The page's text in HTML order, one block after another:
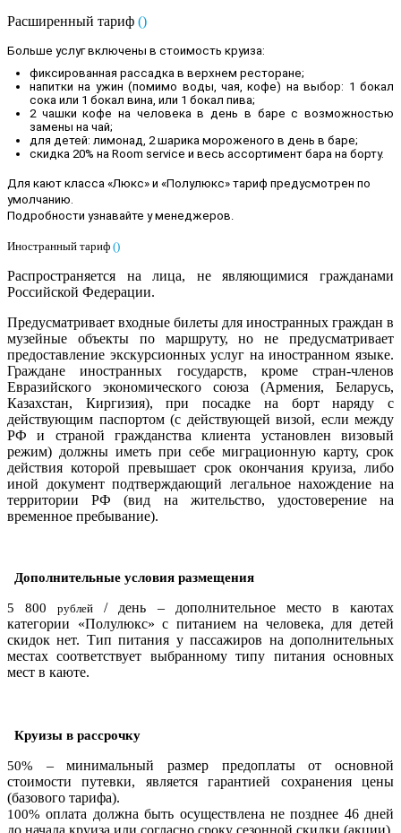
Расширенный тариф ()
Больше услуг включены в стоимость круиза:
фиксированная рассадка в верхнем ресторане;
напитки на ужин (помимо воды, чая, кофе) на выбор: 1 бокал
сока или 1 бокал вина, или 1 бокал пива;
2 чашки кофе на человека в день в баре с возможностью
замены на чай;
для детей: лимонад, 2 шарика мороженого в день в баре;
скидка 20% на Room service и весь ассортимент бара на борту.
Для кают класса «Люкс» и «Полулюкс» тариф предусмотрен по
умолчанию.
Подробности узнавайте у менеджеров.
Иностранный тариф ()
Распространяется на лица, не являющимися гражданами
Российской Федерации.
Предусматривает входные билеты для иностранных граждан в
музейные объекты по маршруту, но не предусматривает
предоставление экскурсионных услуг на иностранном языке.
Граждане иностранных государств, кроме стран-членов
Евразийского экономического союза (Армения, Беларусь,
Казахстан, Киргизия), при посадке на борт наряду с
действующим паспортом (с действующей визой, если между
РФ и страной гражданства клиента установлен визовый
режим) должны иметь при себе миграционную карту, срок
действия которой превышает срок окончания круиза, либо
иной документ подтверждающий легальное нахождение на
территории РФ (вид на жительство, удостоверение на
временное пребывание).
Дополнительные условия размещения
5 800рублей / день – дополнительное место в каютах
категории «Полулюкс» с питанием на человека, для детей
скидок нет. Тип питания у пассажиров на дополнительных
местах соответствует выбранному типу питания основных
мест в каюте.
Круизы в рассрочку
50% – минимальный размер предоплаты от основной
стоимости путевки, является гарантией сохранения цены
(базового тарифа).
100% оплата должна быть осуществлена не позднее 46 дней